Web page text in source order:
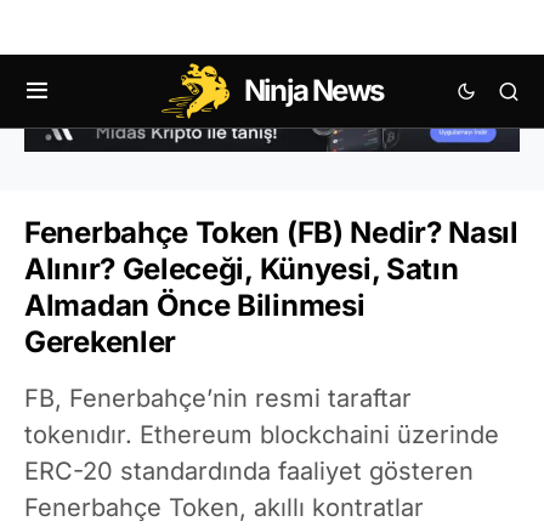
Ninja News
Fenerbahçe Token (FB) Nedir? Nasıl
Alınır? Geleceği, Künyesi, Satın
Almadan Önce Bilinmesi
Gerekenler
FB, Fenerbahçe’nin resmi taraftar
tokenıdır. Ethereum blockchaini üzerinde
ERC-20 standardında faaliyet gösteren
Fenerbahçe Token, akıllı kontratlar